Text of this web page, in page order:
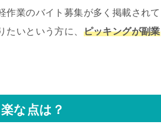
作業のバイト募集が多く掲載されて
たいという方に、 ピッキングが副業
な点は？